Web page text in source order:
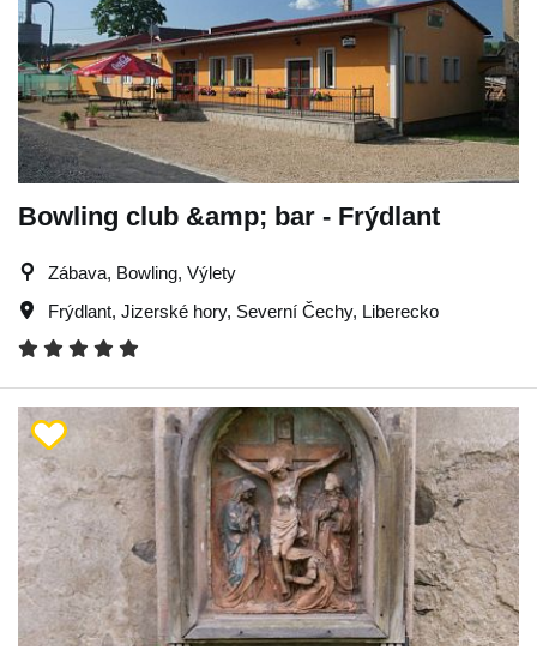
Bowling club &amp; bar - Frýdlant
Zábava, Bowling, Výlety
Frýdlant, Jizerské hory, Severní Čechy, Liberecko